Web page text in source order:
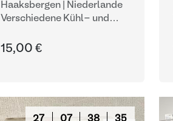
Haaksbergen | Niederlande
Verschiedene Kühl- und
15,00 €
27 07 38 33